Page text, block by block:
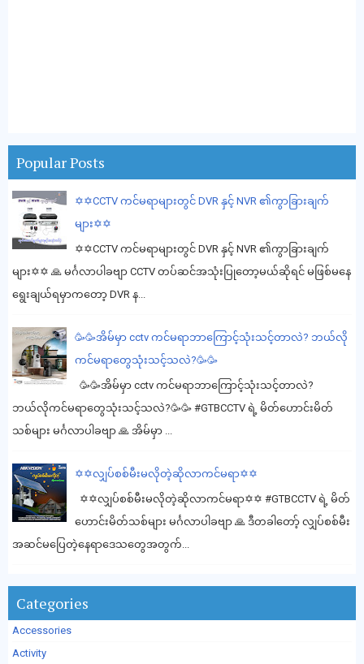
Popular Posts
✡️✡️CCTV ကင်မရာများတွင် DVR နှင့် NVR ၏ကွာခြားချက်
များ✡️✡️
✡️✡️CCTV ကင်မရာများတွင် DVR နှင့် NVR ၏ကွာခြားချက်
များ✡️✡️ 🙏 မင်္ဂလာပါခဗျာ CCTV တပ်ဆင်အသုံးပြုတော့မယ်ဆိုရင် မဖြစ်မနေ
ရွေးချယ်ရမှာကတော့ DVR န...
🥳🥳အိမ်မှာ cctv ကင်မရာဘာကြောင့်သုံးသင့်တာလဲ? ဘယ်လို
ကင်မရာတွေသုံးသင့်သလဲ?🥳🥳
🥳🥳အိမ်မှာ cctv ကင်မရာဘာကြောင့်သုံးသင့်တာလဲ?
ဘယ်လိုကင်မရာတွေသုံးသင့်သလဲ?🥳🥳 #GTBCCTV ရဲ့ မိတ်ဟောင်းမိတ်
သစ်များ မင်္ဂလာပါခဗျာ 🙏 အိမ်မှာ ...
✡️✡️လျှပ်စစ်မီးမလိုတဲ့ဆိုလာကင်မရာ✡️✡️
✡️✡️လျှပ်စစ်မီးမလိုတဲ့ဆိုလာကင်မရာ✡️✡️ #GTBCCTV ရဲ့ မိတ်
ဟောင်းမိတ်သစ်များ မင်္ဂလာပါခဗျာ 🙏 ဒီတခါတော့် လျှပ်စစ်မီး
အဆင်မပြေတဲ့နေရာဒေသတွေအတွက်...
Categories
Accessories
Activity